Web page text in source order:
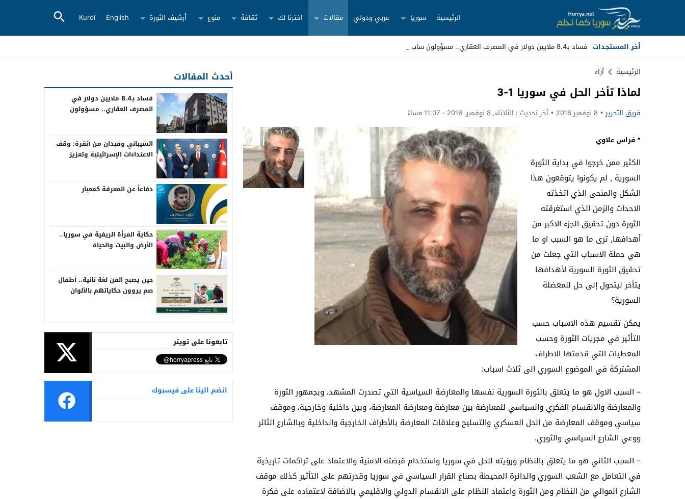
الرئيسية سوريا عربي ودولي مقالات اخترنا لك ثقافة منوع أرشيف الثورة English
Kurdî
أخر المستجدات فساد بـ8.4 ملايين دولار في المصرف العقاري.. مسؤولون سابقون أمام _
Previous
Next
الرئيسية آراء
لماذا تأخر الحل في سوريا 1-3
فريق التحرير 8 نوفمبر 2016 آخر تحديث : الثلاثاء, 8 نوفمبر, 2016 - 11:07 مساءً
* فراس علاوي
الكثير ممن خرجوا في بداية الثورة
السورية , لم يكونوا يتوقعون هذا
الشكل والمنحى الذي اتخذته
الاحداث والزمن الذي استغرقته
الثورة دون تحقيق الجزء الاكبر من
أهدافها, ترى ما هو السبب او ما
هي جملة الاسباب التي جعلت من
تحقيق الثورة السورية لأهدافها
يتأخر ليتحول إلى حل للمعضلة
السورية؟
يمكن تقسيم هذه الاسباب حسب
التأثير في مجريات الثورة وحسب
المعطيات التي قدمتها الاطراف
المشتركة في الموضوع السوري الى ثلاث اسباب:
– السبب الاول هو ما يتعلق بالثورة السورية نفسها والمعارضة السياسية التي تصدرت المشهد، وبجمهور الثورة
والمعارضة والانقسام الفكري والسياسي للمعارضة بين معارضة ومعارضة المعارضة، وبين داخلية وخارجية، وموقف
سياسي وموقف المعارضة من الحل العسكري والتسليح وعلاقات المعارضة بالأطراف الخارجية والداخلية وبالشارع الثائر
ووعي الشارع السياسي والثوري.
– السبب الثاني هو ما يتعلق بالنظام ورؤيته للحل في سوريا واستخدام قبضته الامنية والاعتماد على تراكمات تاريخية
في التعامل مع الشعب السوري والدائرة المحيطة بصناع القرار السياسي في سوريا وقدرتهم على التأثير كذلك موقف
الشارع الموالي من النظام ومن الثورة واعتماد النظام على الانقسام الدولي والاقليمي بالاضافة لاعتماده على فكرة
أحدث المقالات
فساد بـ8.4 ملايين دولار في
المصرف العقاري.. مسؤولون
الشيباني وفيدان من أنقرة: وقف
الاعتداءات الإسرائيلية وتعزيز
دفاعاً عن المعرفة كمعيار
حكاية المرأة الريفية في سوريا..
الأرض والبيت والحياة
حين يصبح الفن لغة ثانية.. أطفال
صم يروون حكاياتهم بالألوان
انضم الينا على فيسبوك
تابعونا على تويتر